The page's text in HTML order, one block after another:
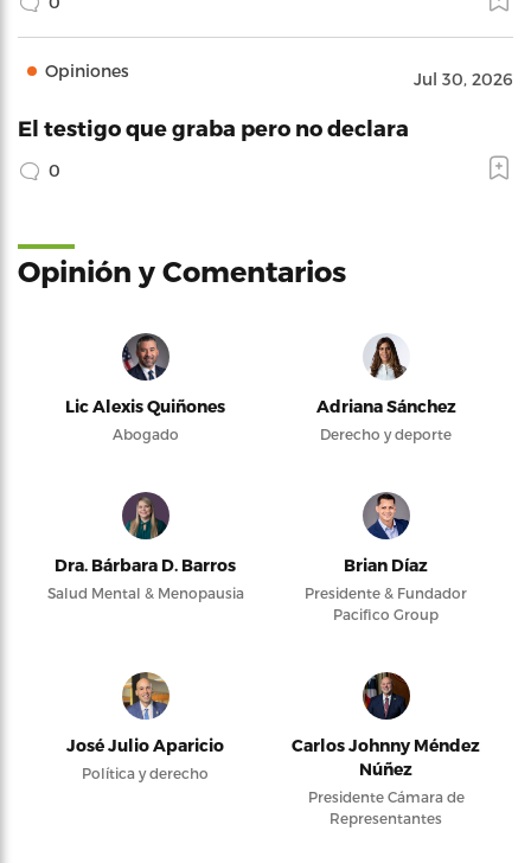
Opiniones Jul 30, 2026
El testigo que graba pero no declara
0
Opinión y Comentarios
Lic Alexis Quiñones
Abogado
Adriana Sánchez
Derecho y deporte
Dra. Bárbara D. Barros
Salud Mental & Menopausia
Brian Díaz
Presidente & Fundador
Pacifico Group
José Julio Aparicio
Política y derecho
Carlos Johnny Méndez
Núñez
Presidente Cámara de
Representantes